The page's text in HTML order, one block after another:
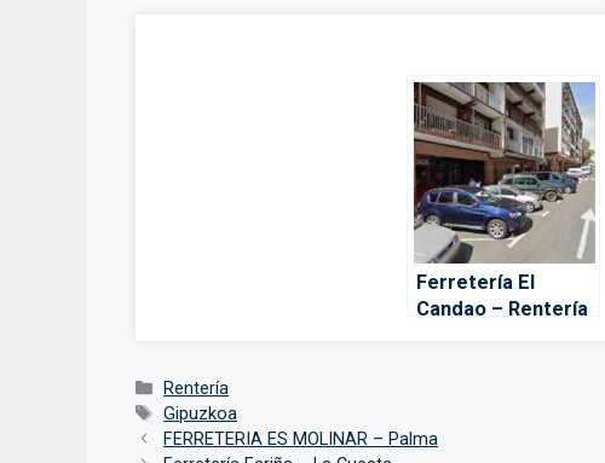
Ferretería El
Candao – Rentería
Categorías
Rentería
Etiquetas
Gipuzkoa
FERRETERIA ES MOLINAR – Palma